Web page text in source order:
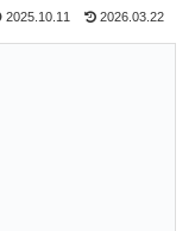
2025.10.11 2026.03.22